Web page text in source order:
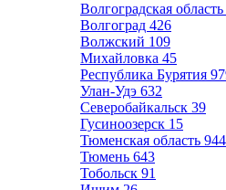
Волгоградская область
Волгоград 426
Волжский 109
Михайловка 45
Республика Бурятия
Улан-Удэ 632
Северобайкальск 39
Гусиноозерск 15
Тюменская область 944
Тюмень 643
Тобольск 91